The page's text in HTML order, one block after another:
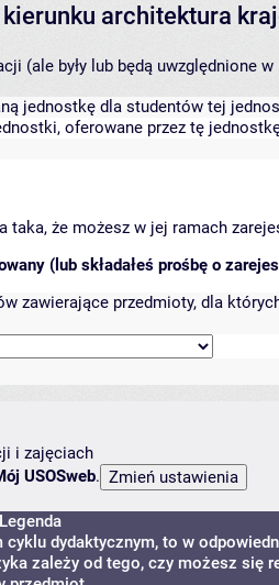
architektura
(ale były lub będą uwzględnione
jednostkę dla studentów tej
oferowane przez tę
że możesz w jej ramach
(lub składałeś prośbę o
zawierające przedmioty, dla
i zajęciach
USOSweb.
Legenda
dydaktycznym, to w
zależy od tego, czy możesz się